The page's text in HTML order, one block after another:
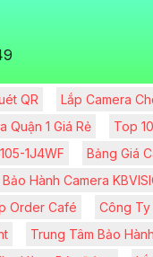
QR Lắp Camera
Quận 1 Giá Rẻ Top
1J4WF
Bảng Giá
Hành Camera
Order Café Công Ty
Trung Tâm Bảo